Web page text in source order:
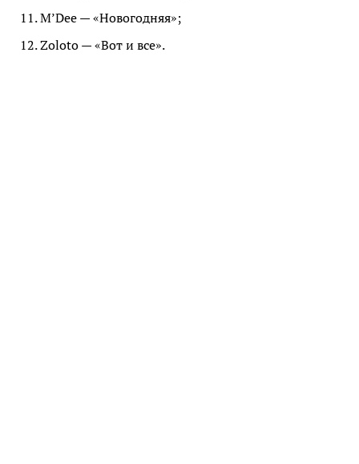
M’Dee — «Новогодняя»;
Zoloto — «Вот и все».